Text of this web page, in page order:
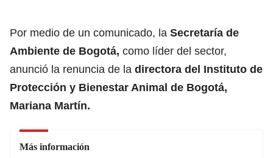
Por medio de un comunicado, la Secretaría de
Ambiente de Bogotá, como líder del sector,
anunció la renuncia de la directora del Instituto de
Protección y Bienestar Animal de Bogotá,
Mariana Martín.
Más información